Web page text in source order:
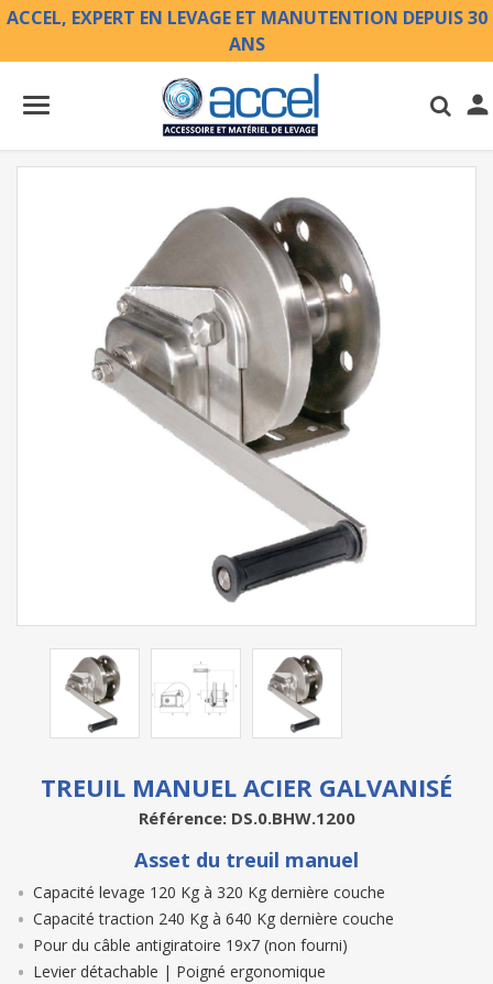
ACCEL, EXPERT EN LEVAGE ET MANUTENTION DEPUIS 30
ANS

TREUIL MANUEL ACIER GALVANISÉ
Référence: DS.0.BHW.1200
Asset du treuil manuel
Capacité levage 120 Kg à 320 Kg dernière couche
Capacité traction 240 Kg à 640 Kg dernière couche
Pour du câble antigiratoire 19x7 (non fourni)
Levier détachable | Poigné ergonomique